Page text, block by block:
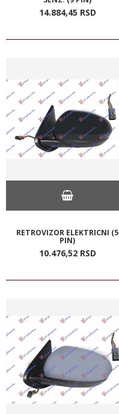
14.884,45 RSD
RETROVIZOR ELEKTRICNI (5
PIN)
10.476,52 RSD